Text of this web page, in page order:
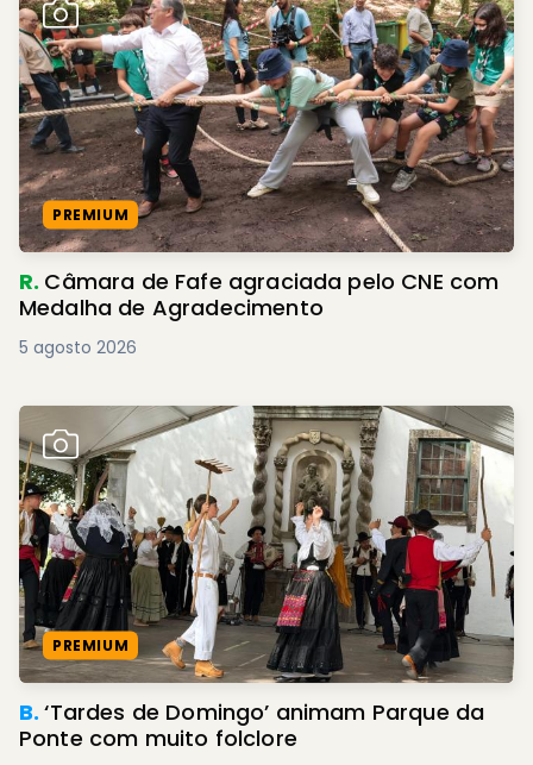
PREMIUM
R. Câmara de Fafe agraciada pelo CNE com
Medalha de Agradecimento
5 agosto 2026
PREMIUM
B.‘Tardes de Domingo’ animam Parque da
Ponte com muito folclore